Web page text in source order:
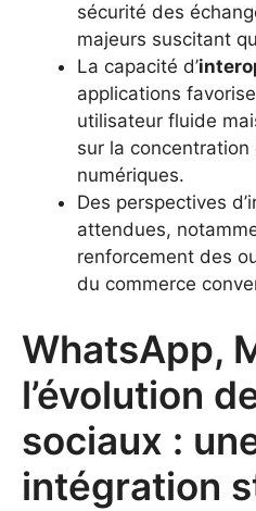
sécurité des
majeurs suscitant
La capacité d’
applications
utilisateur fluide
sur la concentration
numériques.
Des perspectives
attendues,
renforcement des
du commerce
WhatsApp,
l’évolution
sociaux :
intégration